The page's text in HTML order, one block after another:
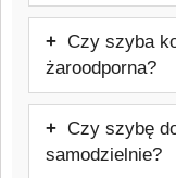
Szyba
na
Czy szyba
żaroodporna?
Tak, jest to
Wytrzymuje
Czy szybę
samodzielnie?